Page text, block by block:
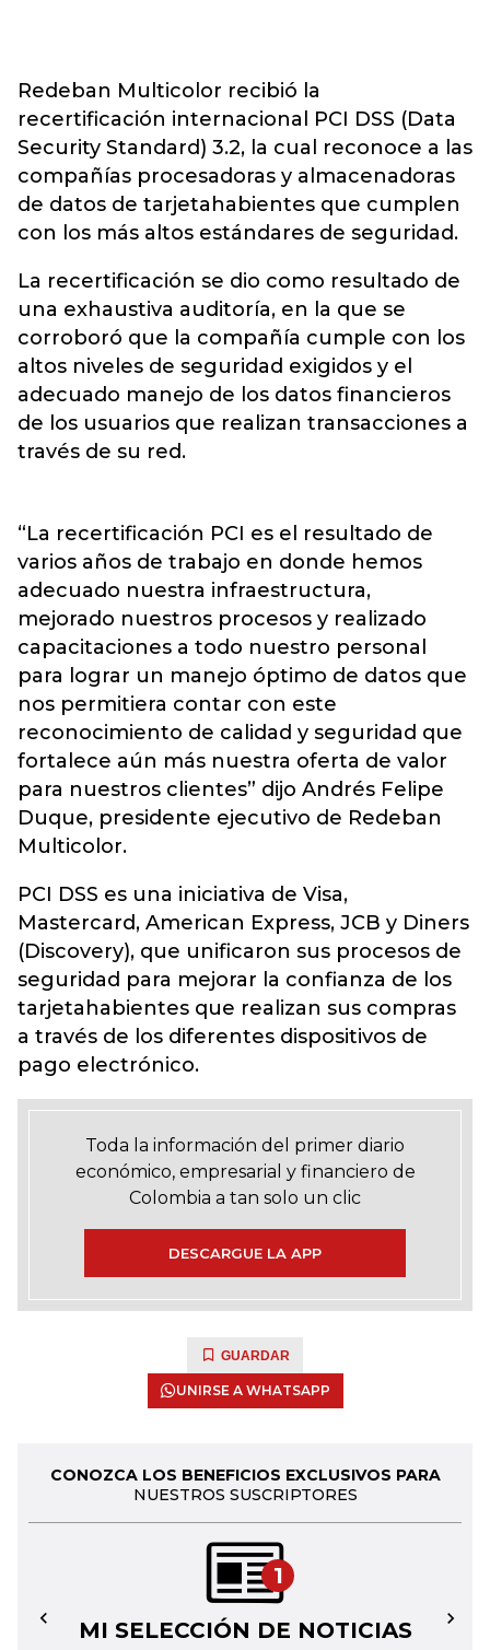
Redeban Multicolor recibió la
recertificación internacional PCI DSS (Data
Security Standard) 3.2, la cual reconoce a las
compañías procesadoras y almacenadoras
de datos de tarjetahabientes que cumplen
con los más altos estándares de seguridad.
La recertificación se dio como resultado de
una exhaustiva auditoría, en la que se
corroboró que la compañía cumple con los
altos niveles de seguridad exigidos y el
adecuado manejo de los datos financieros
de los usuarios que realizan transacciones a
través de su red.
“La recertificación PCI es el resultado de
varios años de trabajo en donde hemos
adecuado nuestra infraestructura,
mejorado nuestros procesos y realizado
capacitaciones a todo nuestro personal
para lograr un manejo óptimo de datos que
nos permitiera contar con este
reconocimiento de calidad y seguridad que
fortalece aún más nuestra oferta de valor
para nuestros clientes” dijo Andrés Felipe
Duque, presidente ejecutivo de Redeban
Multicolor.
PCI DSS es una iniciativa de Visa,
Mastercard, American Express, JCB y Diners
(Discovery), que unificaron sus procesos de
seguridad para mejorar la confianza de los
tarjetahabientes que realizan sus compras
a través de los diferentes dispositivos de
pago electrónico.
Toda la información del primer diario
económico, empresarial y financiero de
Colombia a tan solo un clic
DESCARGUE LA APP
GUARDAR
UNIRSE A WHATSAPP
CONOZCA LOS BENEFICIOS EXCLUSIVOS PARA
NUESTROS SUSCRIPTORES
1
MI SELECCIÓN DE NOTICIAS
← →